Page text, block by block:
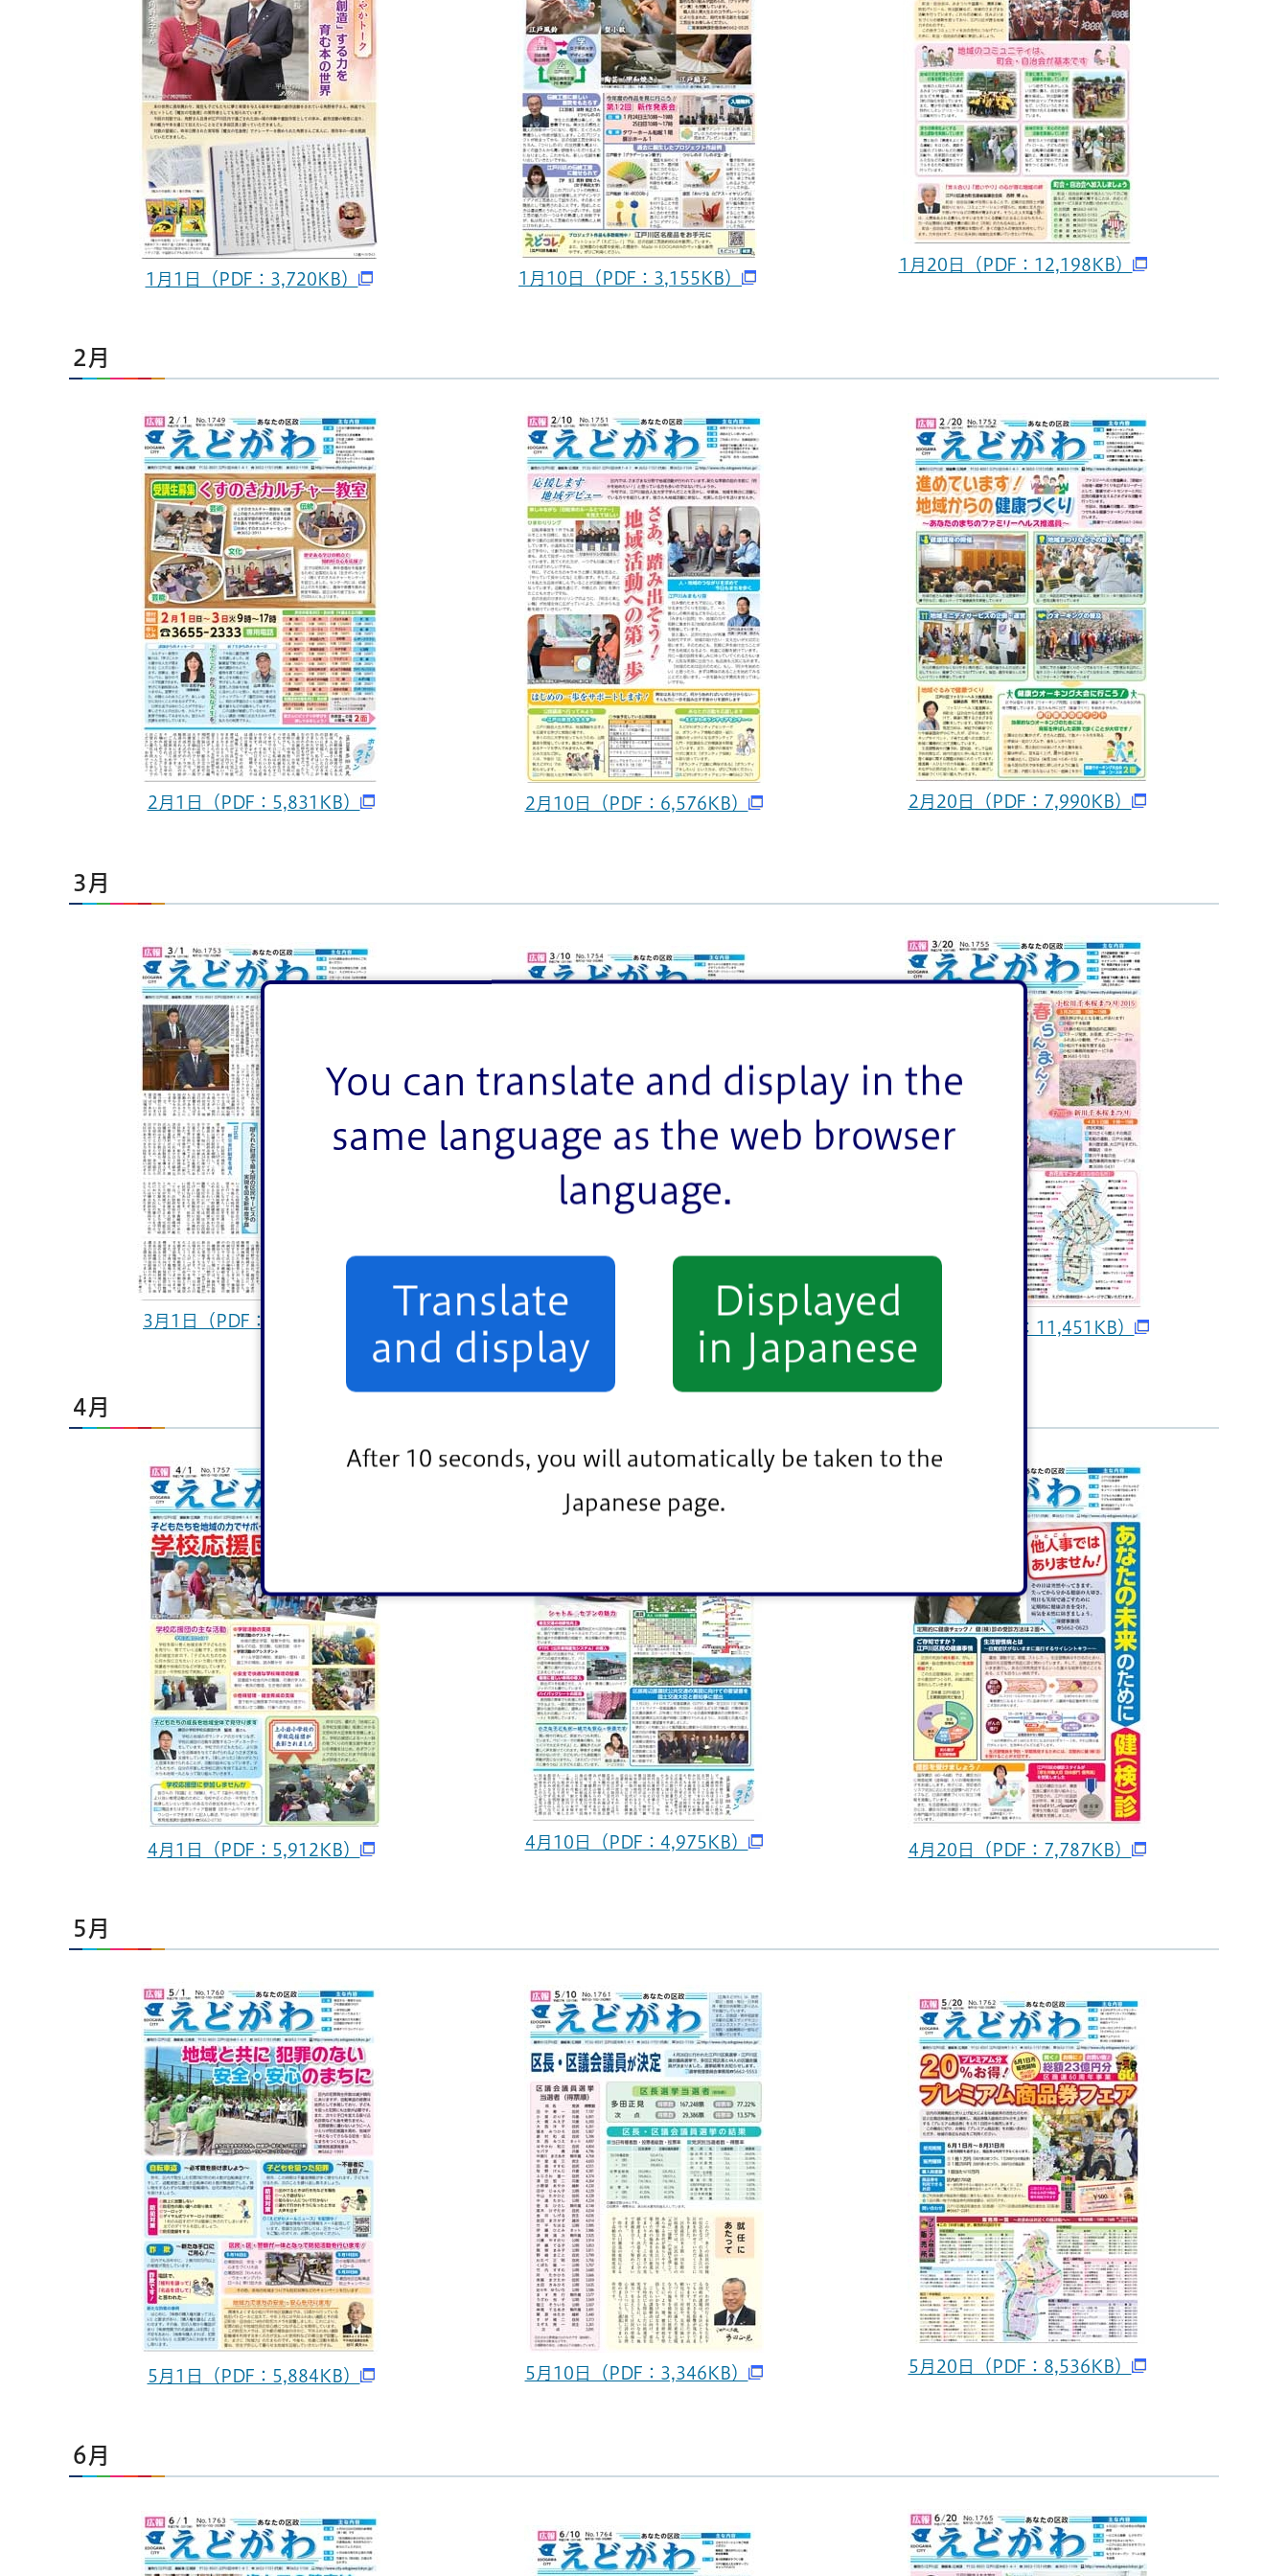
You can translate and display in the
same language as the web browser
language.
Translate
and display
Displayed
in Japanese
After 10 seconds, you will automatically be taken to the
Japanese page.
1月1日（PDF：3,720KB） 1月10日（PDF：3,155KB）
1月20日（PDF：12,198KB）
2月
2月1日（PDF：5,831KB） 2月10日（PDF：6,576KB） 2月20日（PDF：7,990KB）
3月
3月1日（PDF：7,107KB） 3月10日（PDF：10,239KB）
3月20日（PDF：11,451KB）
4月
4月1日（PDF：5,912KB） 4月10日（PDF：4,975KB） 4月20日（PDF：7,787KB）
5月
5月1日（PDF：5,884KB） 5月10日（PDF：3,346KB） 5月20日（PDF：8,536KB）
6月